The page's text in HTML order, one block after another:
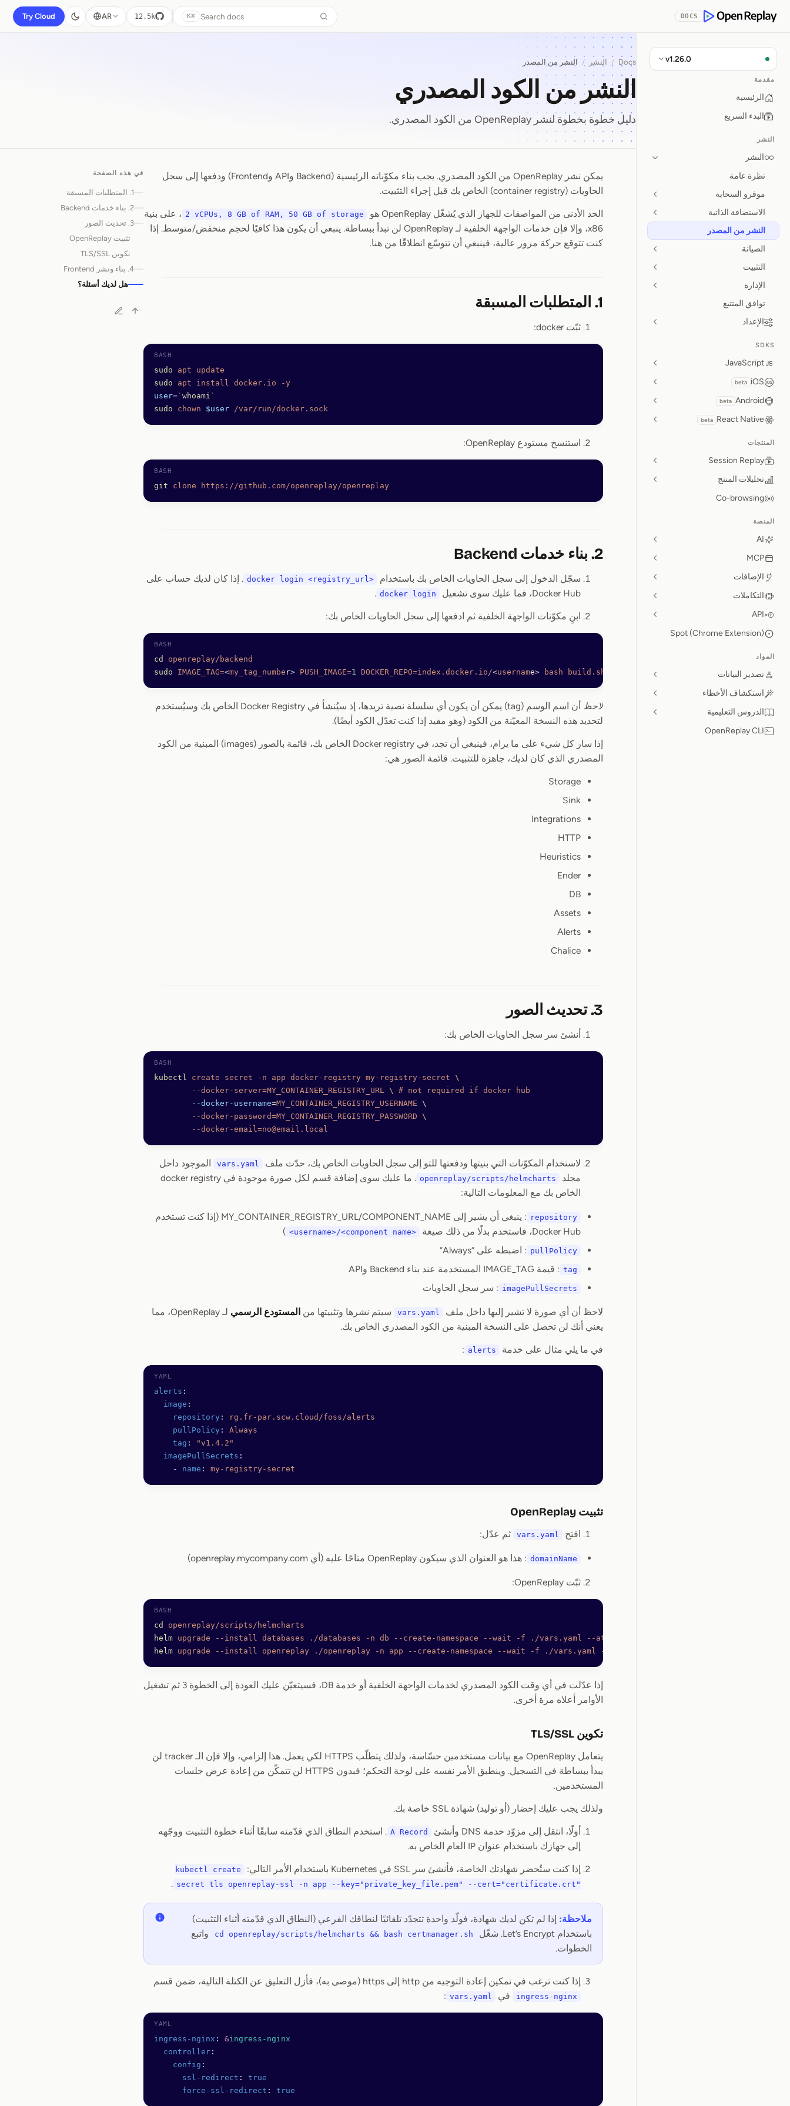
OpenReplay
DOCS
Search docs
⌘K
12.5k
AR
Try Cloud
v1.26.0
مقدمة
الرئيسية
البدء السريع
النشر
النشر
نظرة عامة
موفرو السحابة
الاستضافة الذاتية
النشر من المصدر
الصيانة
التثبيت
الإدارة
توافق المتتبع
الإعداد
SDKS
JavaScript
iOS
beta
Android
beta
React Native
beta
المنتجات
Session Replay
تحليلات المنتج
Co-browsing
المنصة
AI
MCP
الإضافات
التكاملات
API
Spot (Chrome Extension)
المواد
تصدير البيانات
استكشاف الأخطاء
الدروس التعليمية
OpenReplay CLI
Docs
/ النشر / النشر من المصدر
النشر من الكود المصدري
دليل خطوة بخطوة لنشر OpenReplay من الكود المصدري.
النشر من الكود المصدري
يمكن نشر OpenReplay من الكود المصدري. يجب بناء مكوّناته الرئيسية (Backend وAPI وFrontend) ودفعها إلى سجل
الحاويات (container registry) الخاص بك قبل إجراء التثبيت.
الحد الأدنى من المواصفات للجهاز الذي يُشغّل OpenReplay هو 2 vCPUs, 8 GB of RAM, 50 GB of storage ، على بنية
x86، وإلا فإن خدمات الواجهة الخلفية لـ OpenReplay لن تبدأ ببساطة. ينبغي أن يكون هذا كافيًا لحجم منخفض/متوسط. إذا
كنت تتوقع حركة مرور عالية، فينبغي أن تتوسّع انطلاقًا من هنا.
1. المتطلبات المسبقة
ثبّت docker:
sudo apt update
sudo apt install docker.io -y
user=` whoami `
sudo chown $user /var/run/docker.sock
استنسخ مستودع OpenReplay:
git clone https://github.com/openreplay/openreplay
2. بناء خدمات Backend
سجّل الدخول إلى سجل الحاويات الخاص بك باستخدام docker login <registry_url> . إذا كان لديك حساب على
Docker Hub، فما عليك سوى تشغيل
docker login
.
ابنِ مكوّنات الواجهة الخلفية ثم ادفعها إلى سجل الحاويات الخاص بك:
cd
openreplay/backend
sudo IMAGE_TAG=<my_tag_numbe r> PUSH_IMAGE=1 DOCKER_REPO=index.docker.io/<username> bash build.sh
لاحظ
أن اسم الوسم (tag) يمكن أن يكون أي سلسلة نصية تريدها، إذ سيُنشأ في Docker Registry الخاص بك وسيُستخدم
لتحديد هذه النسخة المعيّنة من الكود (وهو مفيد إذا كنت تعدّل الكود أيضًا).
إذا سار كل شيء على ما يرام، فينبغي أن تجد، في Docker registry الخاص بك، قائمة بالصور (images) المبنية من الكود
المصدري الذي كان لديك، جاهزة للتثبيت. قائمة الصور هي:
Storage
Sink
Integrations
HTTP
Heuristics
Ender
DB
Assets
Alerts
Chalice
3. تحديث الصور
أنشئ سر سجل الحاويات الخاص بك:
kubectl create secret -n app docker-registry my-registry-secret \
        --docker-server=MY_CONTAINER_REGISTRY_URL
\ # not required if docker hub
        --docker-username
=MY_CONTAINER_REGISTRY_USERNAME \
        --docker-password=MY_CONTAINER_REGISTRY_PASSWORD
\
        --docker-email=no@email.local
لاستخدام المكوّنات التي بنيتها ودفعتها للتو إلى سجل الحاويات الخاص بك، حدّث ملف vars.yaml
الموجود داخل
مجلد
openreplay/scripts/helmcharts
. ما عليك سوى إضافة قسم لكل صورة موجودة في docker registry
الخاص بك مع المعلومات التالية:
repository
: ينبغي أن يشير إلى MY_CONTAINER_REGISTRY_URL/COMPONENT_NAME (إذا كنت تستخدم
Docker Hub، فاستخدم بدلًا من ذلك صيغة
<username>/<component name>
)
pullPolicy : اضبطه على “Always”
tag : قيمة IMAGE_TAG المستخدمة عند بناء Backend وAPI
imagePullSecrets : سر سجل الحاويات
لاحظ أن أي صورة لا تشير إليها داخل ملف vars.yaml سيتم نشرها وتثبيتها من المستودع الرسمي
لـ OpenReplay، مما
يعني أنك لن تحصل على النسخة المبنية من الكود المصدري الخاص بك.
في ما يلي مثال على خدمة alerts
:
alerts :
  image
:
    repository
:
rg.fr-par.scw.cloud/foss/alerts
    pullPolicy
: Always
    tag
:
"v1.4.2"
  imagePullSecrets
:
    -
name : my-registry-secret
تثبيت OpenReplay
افتح vars.yaml ثم عدّل:
domainName : هذا هو العنوان الذي سيكون OpenReplay متاحًا عليه (أي openreplay.mycompany.com)
ثبّت OpenReplay:
cd
openreplay/scripts/helmcharts
helm upgrade --install databases ./databases -n db --create-namespace --wait -f ./vars.yaml --atomic
helm upgrade --install openreplay ./openreplay -n app --create-namespace --wait -f ./vars.yaml --atomic
إذا عدّلت في أي وقت الكود المصدري لخدمات الواجهة الخلفية أو خدمة DB، فسيتعيّن عليك العودة إلى الخطوة 3 ثم تشغيل
الأوامر أعلاه مرة أخرى.
تكوين TLS/SSL
يتعامل OpenReplay مع بيانات مستخدمين حسّاسة، ولذلك يتطلّب HTTPS لكي يعمل. هذا إلزامي، وإلا فإن الـ tracker لن
يبدأ ببساطة في التسجيل. وينطبق الأمر نفسه على لوحة التحكم؛ فبدون HTTPS لن تتمكّن من إعادة عرض جلسات
المستخدمين.
ولذلك يجب عليك إحضار (أو توليد) شهادة SSL خاصة بك.
أولًا، انتقل إلى مزوّد خدمة DNS وأنشئ A Record . استخدم النطاق الذي قدّمته سابقًا أثناء خطوة التثبيت ووجّهه
إلى جهازك باستخدام عنوان IP العام الخاص به.
إذا كنت ستُحضر شهادتك الخاصة، فأنشئ سر SSL في Kubernetes باستخدام الأمر التالي:
kubectl create
secret tls openreplay-ssl -n app --key="private_key_file.pem" --cert="certificate.crt"
.
ملاحظة: إذا لم تكن لديك شهادة، فولّد واحدة تتجدّد تلقائيًا لنطاقك الفرعي (النطاق الذي قدّمته أثناء التثبيت)
باستخدام Let’s Encrypt. شغّل
cd openreplay/scripts/helmcharts && bash certmanager.sh
واتبع
الخطوات.
إذا كنت ترغب في تمكين إعادة التوجيه من http إلى https (موصى به)، فأزل التعليق عن الكتلة التالية، ضمن قسم
ingress-nginx في vars.yaml
:
ingress-nginx : &ingress-nginx
  controller
:
    config
:
      ssl-redirect
: true
      force-ssl-redirect
: true
في هذه الصفحة
1. المتطلبات المسبقة
2. بناء خدمات Backend
3. تحديث الصور
تثبيت OpenReplay
تكوين TLS/SSL
4. بناء ونشر Frontend
هل لديك أسئلة؟